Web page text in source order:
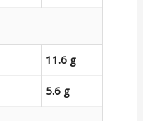
11.6 g
5.6 g